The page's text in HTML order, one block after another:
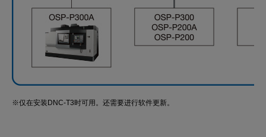
※仅在安装DNC-T3时可用。还需要进行软件更新。